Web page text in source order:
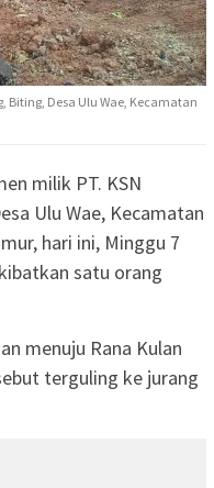
Biting, Desa Ulu Wae, Kecamatan
milik PT. KSN
Ulu Wae, Kecamatan
hari ini, Minggu 7
satu orang
menuju Rana Kulan
terguling ke jurang